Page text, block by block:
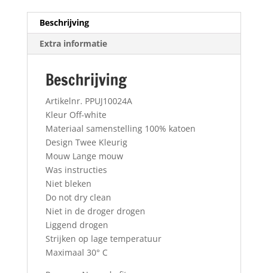
Beschrijving
Extra informatie
Beschrijving
Artikelnr. PPUJ10024A
Kleur Off-white
Materiaal samenstelling 100% katoen
Design Twee Kleurig
Mouw Lange mouw
Was instructies
Niet bleken
Do not dry clean
Niet in de droger drogen
Liggend drogen
Strijken op lage temperatuur
Maximaal 30° C